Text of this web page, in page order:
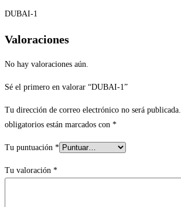
DUBAI-1
Valoraciones
No hay valoraciones aún.
Sé el primero en valorar “DUBAI-1”
Tu dirección de correo electrónico no será publicada.
obligatorios están marcados con *
Tu puntuación *
Tu valoración *